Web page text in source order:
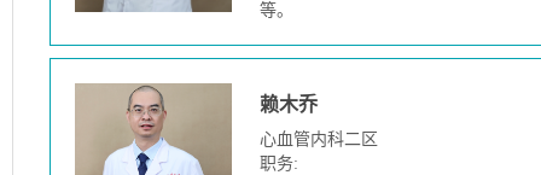
等。
赖木乔
心血管内科二区
职务: